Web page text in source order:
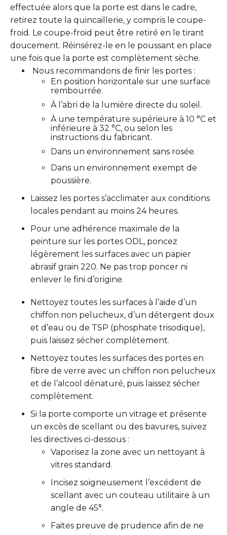
effectuée alors que la porte est dans le cadre,
retirez toute la quincaillerie, y compris le coupe-
froid. Le coupe-froid peut être retiré en le tirant
doucement. Réinsérez-le en le poussant en place
une fois que la porte est complètement sèche.
Nous recommandons de finir les portes :
En position horizontale sur une surface
rembourrée.
À l’abri de la lumière directe du soleil.
À une température supérieure à 10 °C et
inférieure à 32 °C, ou selon les
instructions du fabricant.
Dans un environnement sans rosée.
Dans un environnement exempt de
poussière.
Laissez les portes s’acclimater aux conditions
locales pendant au moins 24 heures.
Pour une adhérence maximale de la
peinture sur les portes ODL, poncez
légèrement les surfaces avec un papier
abrasif grain 220. Ne pas trop poncer ni
enlever le fini d’origine.
Nettoyez toutes les surfaces à l’aide d’un
chiffon non pelucheux, d’un détergent doux
et d’eau ou de TSP (phosphate trisodique),
puis laissez sécher complètement.
Nettoyez toutes les surfaces des portes en
fibre de verre avec un chiffon non pelucheux
et de l’alcool dénaturé, puis laissez sécher
complètement.
Si la porte comporte un vitrage et présente
un excès de scellant ou des bavures, suivez
les directives ci-dessous :
Vaporisez la zone avec un nettoyant à
vitres standard.
Incisez soigneusement l’excédent de
scellant avec un couteau utilitaire à un
angle de 45°.
Faites preuve de prudence afin de ne